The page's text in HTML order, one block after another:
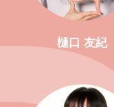
樋口 友紀